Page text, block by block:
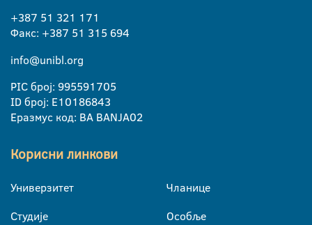
+387 51 321 171
Факс: +387 51 315 694
info@unibl.org
PIC број: 995591705
ID број: E10186843
Еразмус код: BA BANJA02
Корисни линкови
Универзитет
Студије
Чланице
Особље